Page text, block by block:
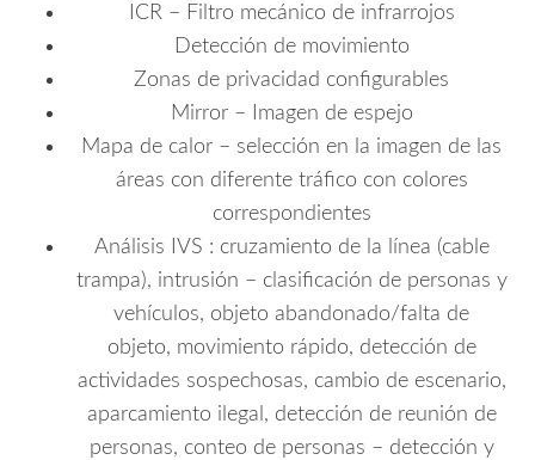
ICR – Filtro mecánico de infrarrojos
Detección de movimiento
Zonas de privacidad configurables
Mirror – Imagen de espejo
Mapa de calor – selección en la imagen de las
áreas con diferente tráfico con colores
correspondientes
Análisis IVS : cruzamiento de la línea (cable
trampa), intrusión – clasificación de personas y
vehículos, objeto abandonado/falta de
objeto, movimiento rápido, detección de
actividades sospechosas, cambio de escenario,
aparcamiento ilegal, detección de reunión de
personas, conteo de personas – detección y